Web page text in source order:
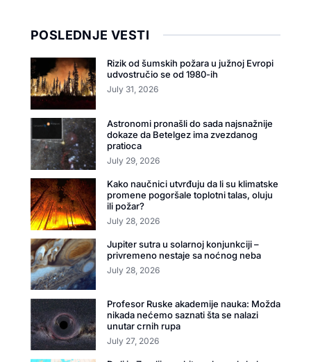
POSLEDNJE VESTI
Rizik od šumskih požara u južnoj Evropi
udvostručio se od 1980-ih
July 31, 2026
Astronomi pronašli do sada najsnažnije
dokaze da Betelgez ima zvezdanog
pratioca
July 29, 2026
Kako naučnici utvrđuju da li su klimatske
promene pogoršale toplotni talas, oluju
ili požar?
July 28, 2026
Jupiter sutra u solarnoj konjunkciji –
privremeno nestaje sa noćnog neba
July 28, 2026
Profesor Ruske akademije nauka: Možda
nikada nećemo saznati šta se nalazi
unutar crnih rupa
July 27, 2026